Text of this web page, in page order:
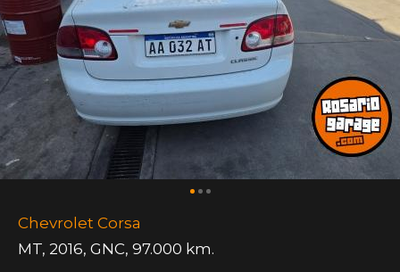
Chevrolet Corsa
MT, 2016, GNC, 97.000 km.